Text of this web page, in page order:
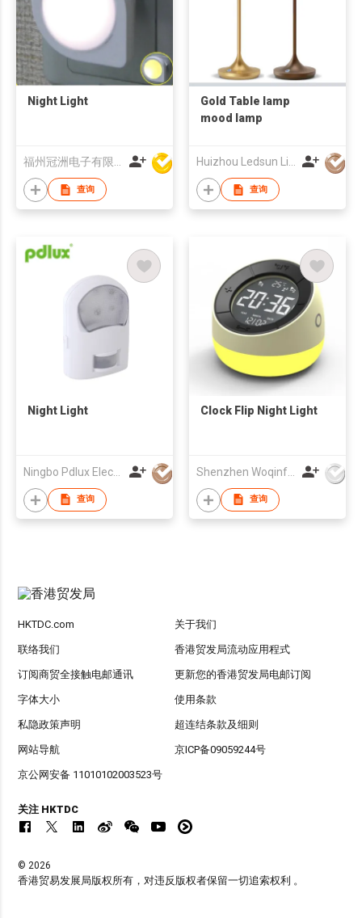
Night Light
福州冠洲电子有限公司
查询
Gold Table lamp
mood lamp
Huizhou Ledsun Lighting Co Ltd
查询
Night Light
Ningbo Pdlux Electronics Technology Co Ltd
查询
Clock Flip Night Light
Shenzhen Woqinfeng Electronics Co Ltd
查询
HKTDC.com 关于我们
联络我们 香港贸发局流动应用程式
订阅商贸全接触电邮通讯 更新您的香港贸发局电邮订阅
字体大小 使用条款
私隐政策声明 超连结条款及细则
网站导航 京ICP备09059244号
京公网安备 11010102003523号
关注 HKTDC
© 2026
香港贸易发展局版权所有，对违反版权者保留一切追索权利 。